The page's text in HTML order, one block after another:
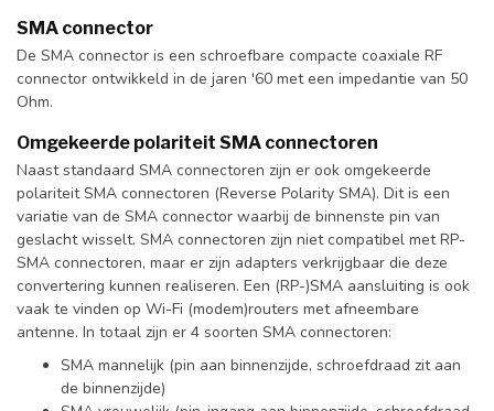
SMA connector
De SMA connector is een schroefbare compacte coaxiale RF
connector ontwikkeld in de jaren '60 met een impedantie van 50
Ohm.
Omgekeerde polariteit SMA connectoren
Naast standaard SMA connectoren zijn er ook omgekeerde
polariteit SMA connectoren (Reverse Polarity SMA). Dit is een
variatie van de SMA connector waarbij de binnenste pin van
geslacht wisselt. SMA connectoren zijn niet compatibel met RP-
SMA connectoren, maar er zijn adapters verkrijgbaar die deze
convertering kunnen realiseren. Een (RP-)SMA aansluiting is ook
vaak te vinden op Wi-Fi (modem)routers met afneembare
antenne. In totaal zijn er 4 soorten SMA connectoren:
SMA mannelijk (pin aan binnenzijde, schroefdraad zit aan
de binnenzijde)